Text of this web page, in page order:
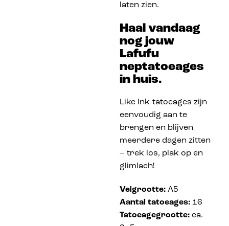
laten zien.
Haal vandaag
nog jouw
Lafufu
neptatoeages
in huis.
Like Ink-tatoeages zijn
eenvoudig aan te
brengen en blijven
meerdere dagen zitten
– trek los, plak op en
glimlach!
Velgrootte: A5
Aantal tatoeages: 16
Tatoeagegrootte: ca.